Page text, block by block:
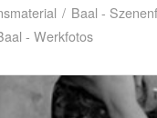
/ Baal -
- Werkfotos